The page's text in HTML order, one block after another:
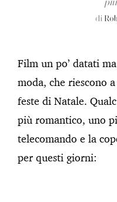
di
Film un po’ datati
moda, che riescono
feste di Natale.
più romantico, uno
telecomando e la
per questi giorni: